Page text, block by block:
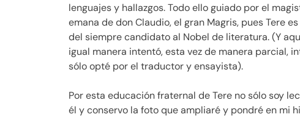
lenguajes y hallazgos. Todo ello guiado por el
emana de don Claudio, el gran Magris, pues Tere
del siempre candidato al Nobel de literatura. (Y
igual manera intentó, esta vez de manera parcial,
sólo opté por el traductor y ensayista).
Por esta educación fraternal de Tere no sólo soy
él y conservo la foto que ampliaré y pondré en mi